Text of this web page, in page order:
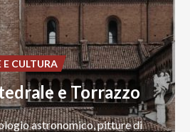
e Torrazzo
astronomico, pitture di
E CULTURA